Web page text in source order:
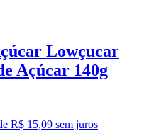
Lowçucar
Açúcar 140g
R$ 15,09 sem juros